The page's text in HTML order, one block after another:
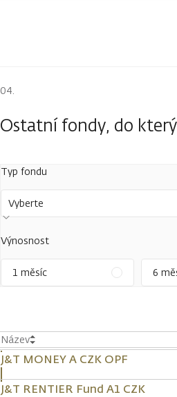
Ostatní fondy, do
Typ fondu
Vyberte
Výnosnost
1 měsíc 6
Název
J&T MONEY A CZK OPF
J&T RENTIER Fund A1 CZK